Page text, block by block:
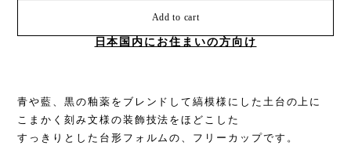
Add to cart
日本国内にお住まいの方向け
青や藍、黒の釉薬をブレンドして縞模様にした土台の上に
こまかく刻み文様の装飾技法をほどこした
すっきりとした台形フォルムの、フリーカップです。